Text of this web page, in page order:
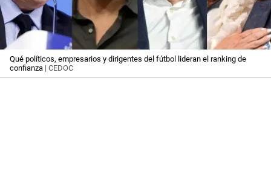
Qué políticos, empresarios y dirigentes del fútbol lideran el ranking de
confianza | CEDOC